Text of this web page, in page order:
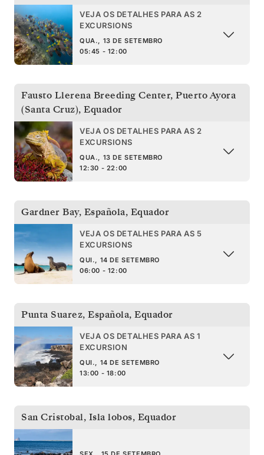
VEJA OS DETALHES PARA AS 2
EXCURSIONS
QUA., 13 DE SETEMBRO
05:45 - 12:00
Fausto Llerena Breeding Center, Puerto Ayora
(Santa Cruz), Equador
VEJA OS DETALHES PARA AS 2
EXCURSIONS
QUA., 13 DE SETEMBRO
12:30 - 22:00
Gardner Bay, Española, Equador
VEJA OS DETALHES PARA AS 5
EXCURSIONS
QUI., 14 DE SETEMBRO
06:00 - 12:00
Punta Suarez, Española, Equador
VEJA OS DETALHES PARA AS 1
EXCURSION
QUI., 14 DE SETEMBRO
13:00 - 18:00
San Cristobal, Isla lobos, Equador